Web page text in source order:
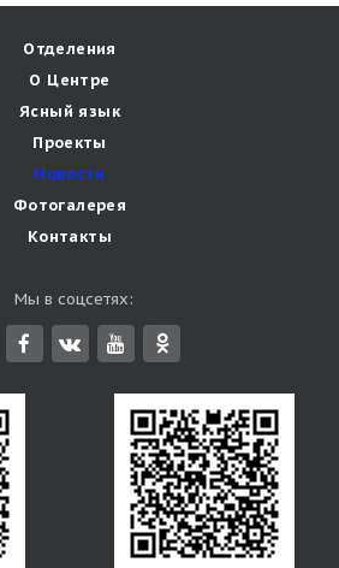
Отделения
О Центре
Ясный язык
Проекты
Новости
Фотогалерея
Контакты
Мы в соцсетях: